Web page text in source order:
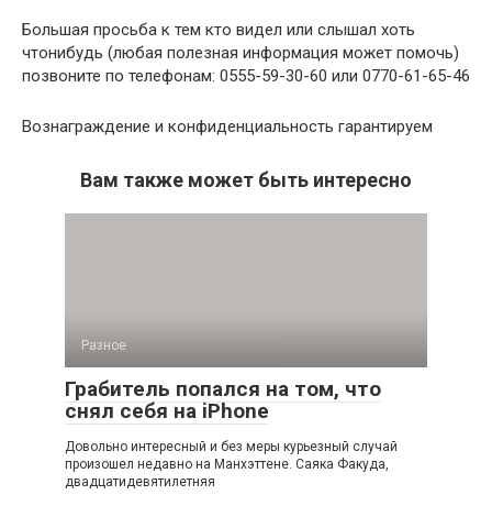
Большая просьба к тем кто видел или слышал хоть
чтонибудь (любая полезная информация может помочь)
позвоните по телефонам: 0555-59-30-60 или 0770-61-65-46
Вознаграждение и конфиденциальность гарантируем
Вам также может быть интересно
Разное
Грабитель попался на том, что
снял себя на iPhone
Довольно интересный и без меры курьезный случай
произошел недавно на Манхэттене. Саяка Факуда,
двадцатидевятилетняя